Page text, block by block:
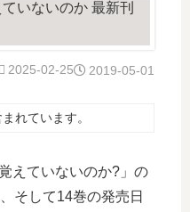
2019-05-01
2025-02-25
れています。
えていないのか?」の
そして14巻の発売日